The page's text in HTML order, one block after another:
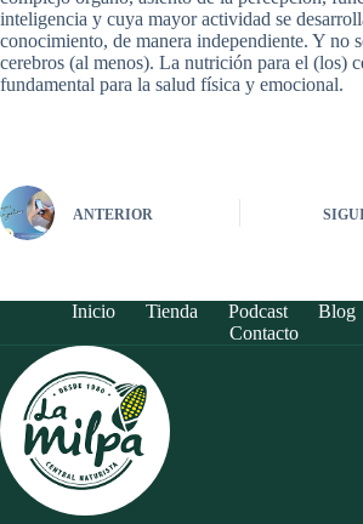
inteligencia y cuya mayor actividad se
conocimiento, de manera independiente. Y no
cerebros (al menos). La nutrición para el (los)
fundamental para la salud física y emocional.
ANTERIOR
Inicio Tienda Podcast Blog
Contacto